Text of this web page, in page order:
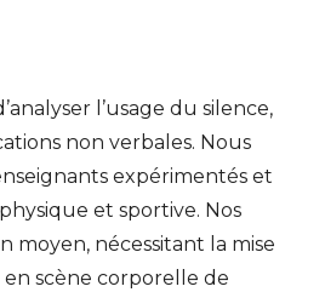
l’usage du silence,
non verbales. Nous
expérimentés et
et sportive. Nos
nécessitant la mise
scène corporelle de